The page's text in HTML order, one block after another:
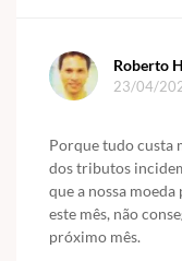
Roberto
23/04/
Porque tudo custa
dos tributos
que a nossa
este mês, não
próximo mês.